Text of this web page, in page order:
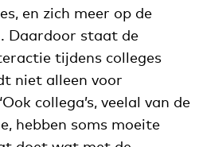
en zich meer op de
Daardoor staat de
tijdens colleges
niet alleen voor
collega’s, veelal van de
hebben soms moeite